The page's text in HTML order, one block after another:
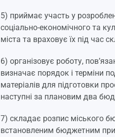
5) приймає участь у
соціально-економічного та
міста та враховує їх під час
6) організовує роботу,
визначає порядок і терміни
матеріалів для підготовки
наступні за плановим два
7) складає розпис міського
встановленим бюджетним